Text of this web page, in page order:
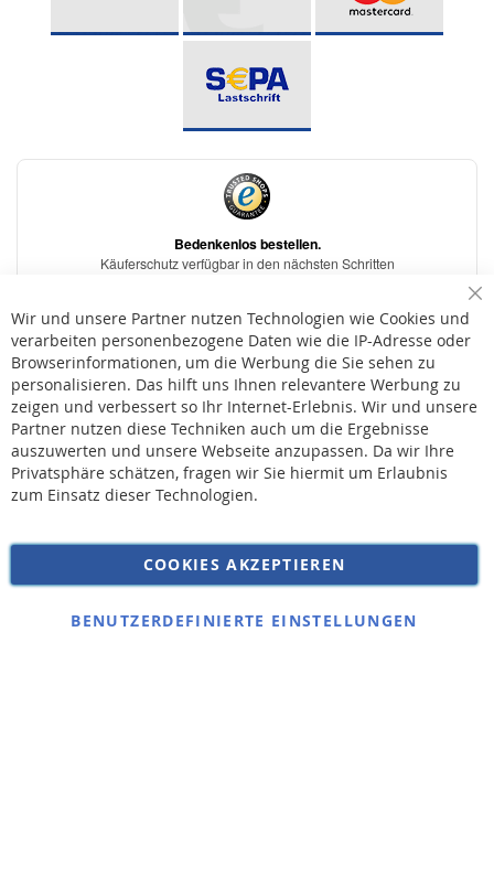
* Bei der Lieferung auf deutsche Inseln wird ein Inselzuschlag von 15,00 € auf die
Versandkosten erhoben.
AGB
Widerruf
Datenschutz
Impressum
Kontakt
Wir und unsere Partner nutzen Technologien wie Cookies und
verarbeiten personenbezogene Daten wie die IP-Adresse oder
Browserinformationen, um die Werbung die Sie sehen zu
personalisieren. Das hilft uns Ihnen relevantere Werbung zu
zeigen und verbessert so Ihr Internet-Erlebnis. Wir und unsere
Partner nutzen diese Techniken auch um die Ergebnisse
auszuwerten und unsere Webseite anzupassen. Da wir Ihre
Privatsphäre schätzen, fragen wir Sie hiermit um Erlaubnis
zum Einsatz dieser Technologien.
COOKIES AKZEPTIEREN
BENUTZERDEFINIERTE EINSTELLUNGEN